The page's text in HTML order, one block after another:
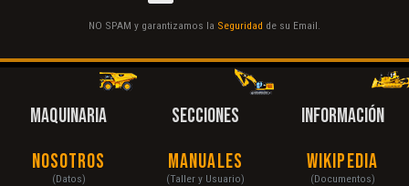
NO SPAM y garantizamos la Seguridad de su Email.
MAQUINARIA
Nosotros
(Datos)
SECCIONES
Manuales
(Taller y Usuario)
INFORMACIÓN
Wikipedia
(Documentos)